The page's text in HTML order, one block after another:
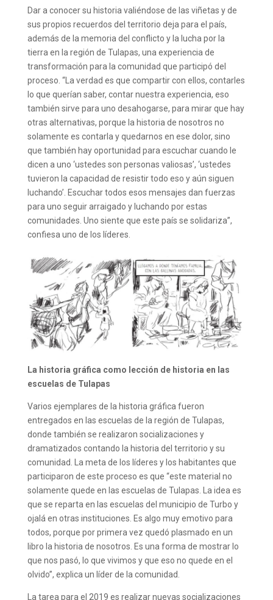
Dar a conocer su historia valiéndose de las viñetas y de
sus propios recuerdos del territorio deja para el país,
además de la memoria del conflicto y la lucha por la
tierra en la región de Tulapas, una experiencia de
transformación para la comunidad que participó del
proceso. “La verdad es que compartir con ellos, contarles
lo que querían saber, contar nuestra experiencia, eso
también sirve para uno desahogarse, para mirar que hay
otras alternativas, porque la historia de nosotros no
solamente es contarla y quedarnos en ese dolor, sino
que también hay oportunidad para escuchar cuando le
dicen a uno ‘ustedes son personas valiosas’, ‘ustedes
tuvieron la capacidad de resistir todo eso y aún siguen
luchando’. Escuchar todos esos mensajes dan fuerzas
para uno seguir arraigado y luchando por estas
comunidades. Uno siente que este país se solidariza”,
confiesa uno de los líderes.
La historia gráfica como lección de historia en las
escuelas de Tulapas
Varios ejemplares de la historia gráfica fueron
entregados en las escuelas de la región de Tulapas,
donde también se realizaron socializaciones y
dramatizados contando la historia del territorio y su
comunidad. La meta de los líderes y los habitantes que
participaron de este proceso es que “este material no
solamente quede en las escuelas de Tulapas. La idea es
que se reparta en las escuelas del municipio de Turbo y
ojalá en otras instituciones. Es algo muy emotivo para
todos, porque por primera vez quedó plasmado en un
libro la historia de nosotros. Es una forma de mostrar lo
que nos pasó, lo que vivimos y que eso no quede en el
olvido”, explica un líder de la comunidad.
La tarea para el 2019 es realizar nuevas socializaciones